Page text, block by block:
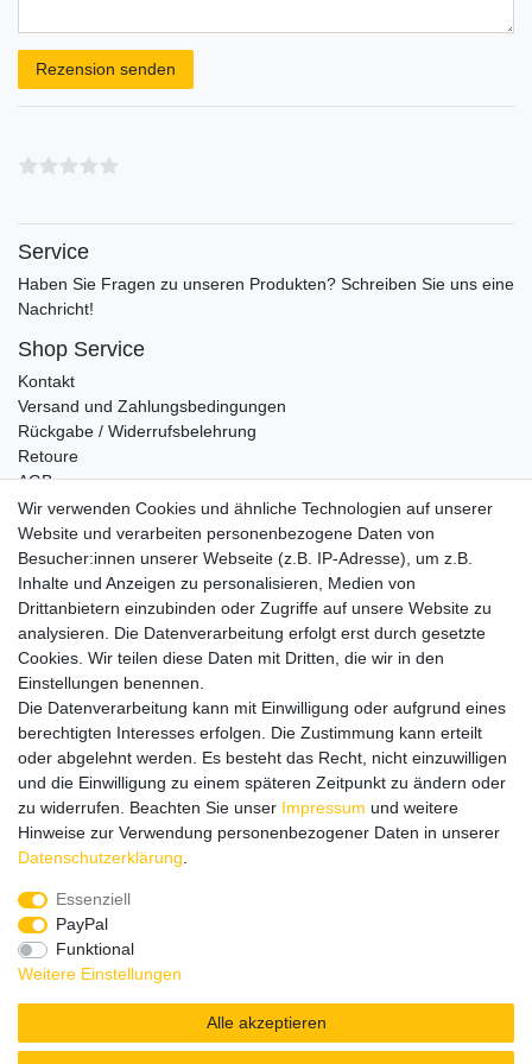
Rezension senden
Service
Haben Sie Fragen zu unseren Produkten? Schreiben Sie uns eine
Nachricht!
Shop Service
Kontakt
Versand und Zahlungsbedingungen
Rückgabe / Widerrufsbelehrung
Retoure
AGB
Vertrag widerrufen
Informationen
Datenschutz
Impressum
Wir verschicken klimaneutral mit DPD
Zahlungsmethoden
Zusätzlich stehen SEPA
Kreditkartewie VISA oder MasterCard,
Wir verwenden Cookies und ähnliche Technologien auf unserer
Website und verarbeiten personenbezogene Daten von
Besucher:innen unserer Webseite (z.B. IP-Adresse), um z.B.
Inhalte und Anzeigen zu personalisieren, Medien von
Drittanbietern einzubinden oder Zugriffe auf unsere Website zu
analysieren. Die Datenverarbeitung erfolgt erst durch gesetzte
Cookies. Wir teilen diese Daten mit Dritten, die wir in den
Einstellungen benennen.
Die Datenverarbeitung kann mit Einwilligung oder aufgrund eines
berechtigten Interesses erfolgen. Die Zustimmung kann erteilt
oder abgelehnt werden. Es besteht das Recht, nicht einzuwilligen
und die Einwilligung zu einem späteren Zeitpunkt zu ändern oder
zu widerrufen. Beachten Sie unser Impressum und weitere
Hinweise zur Verwendung personenbezogener Daten in unserer
Daten­schutz­erklärung
Essenziell
PayPal
Funktional
Weitere Einstellungen
Alle akzeptieren